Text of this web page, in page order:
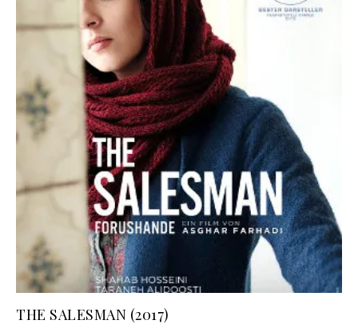
THE SALESMAN (2017)